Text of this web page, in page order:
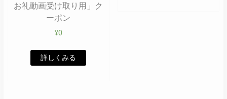
お礼動画受け取り用」ク
ーポン
¥0
詳しくみる